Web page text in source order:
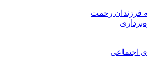
فرزندان رحمت
اجتماعی